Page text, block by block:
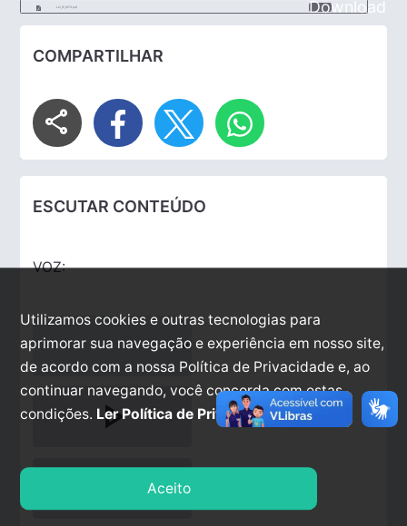
Lei_15_1976.pdf Download
COMPARTILHAR
share
ESCUTAR CONTEÚDO
VOZ:
play_arrow
Utilizamos cookies e outras tecnologias para
aprimorar sua navegação e experiência em nosso site,
de acordo com a nossa Política de Privacidade e, ao
continuar navegando, você concorda com estas
condições. Ler Política de Privacidade.
Aceito